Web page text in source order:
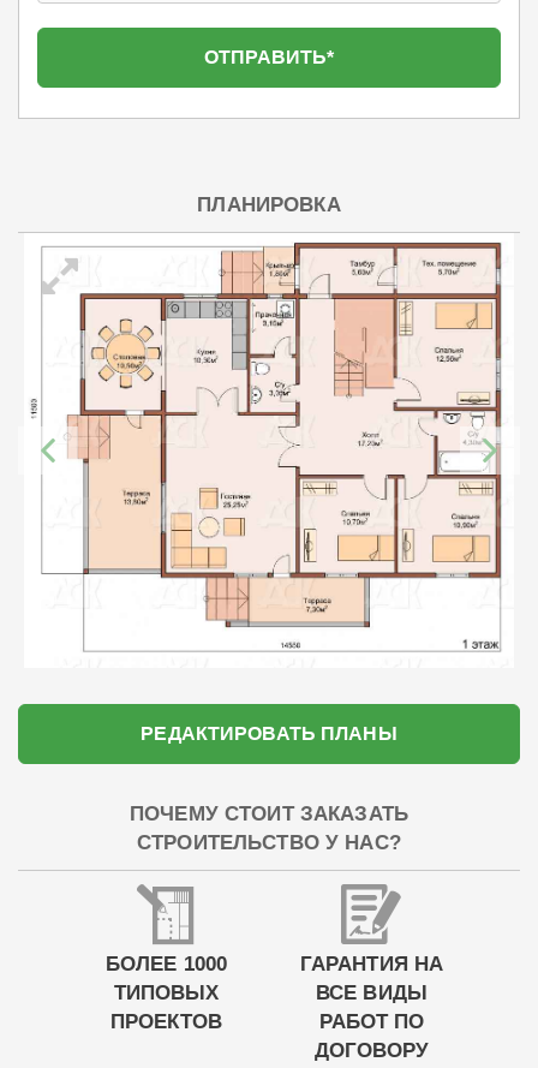
ПЛАНИРОВКА
РЕДАКТИРОВАТЬ ПЛАНЫ
ПОЧЕМУ СТОИТ ЗАКАЗАТЬ
СТРОИТЕЛЬСТВО У НАС?
БОЛЕЕ 1000
ТИПОВЫХ
ПРОЕКТОВ
ГАРАНТИЯ НА
ВСЕ ВИДЫ
РАБОТ ПО
ДОГОВОРУ